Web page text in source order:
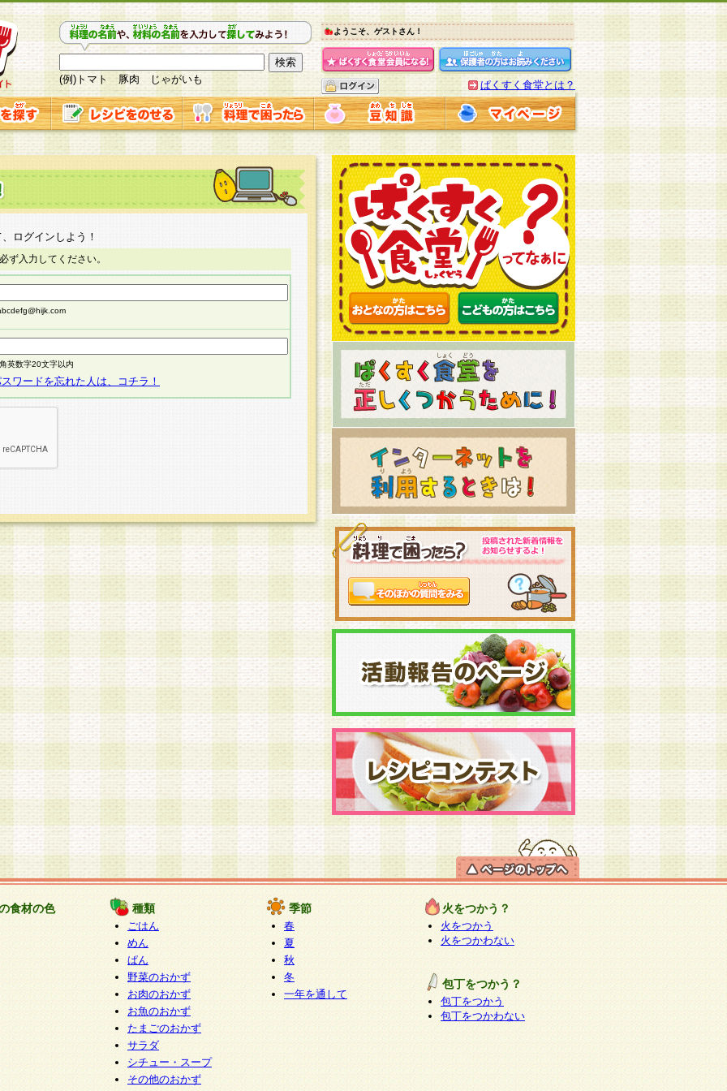
(例)トマト 豚肉 じゃがいも
ようこそ、ゲストさん！
ぱくすく食堂とは？
ログインしよう！
ず入力してください。
英数字20文字以内
ワードを忘れた人は、コチラ！
食材の色 種類
ごはん
めん
ぱん
野菜のおかず
お肉のおかず
お魚のおかず
たまごのおかず
サラダ
シチュー・スープ
その他のおかず
季節
春
夏
秋
冬
一年を通して
火をつかう？
火をつかう
火をつかわない
包丁をつかう？
包丁をつかう
包丁をつかわない